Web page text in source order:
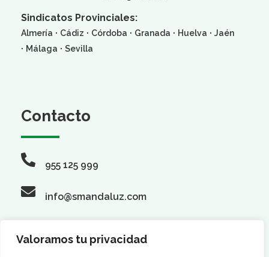
Valoramos tu privacidad
Sindicatos Provinciales:
Almería · Cádiz · Córdoba · Granada · Huelva · Jaén
· Málaga · Sevilla
Contacto
955 125 999
info@smandaluz.com